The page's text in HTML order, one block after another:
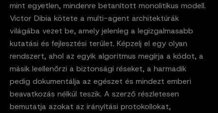
mint egyetlen, mindenre betanított monolitikus modell.
Victor Dibia kötete a multi-agent architektúrák
világába vezet be, amely jelenleg a legizgalmasabb
kutatási és fejlesztési terület. Képzelj el egy olyan
rendszert, ahol az egyik algoritmus megírja a kódot, a
másik leellenőrzi a biztonsági réseket, a harmadik
pedig dokumentálja az egészet és mindezt emberi
beavatkozás nélkül teszik. A szerző részletesen
bemutatja azokat az irányítási protokollokat,